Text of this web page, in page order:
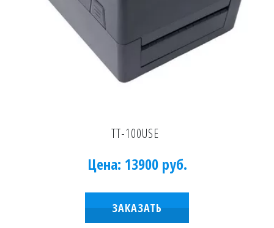
ТТ-100USE
Цена: 13900 руб.
ЗАКАЗАТЬ